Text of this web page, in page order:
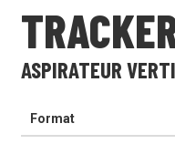
ASPIRATEUR
Format